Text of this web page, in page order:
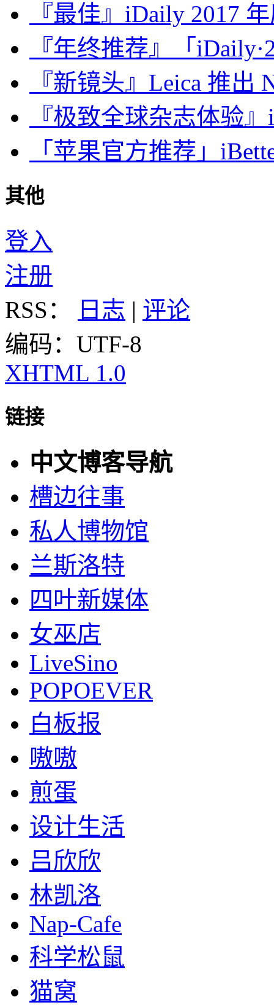
『最佳』iDaily 2017
『年终推荐』「
『新镜头』Leica 推出
『极致全球杂志体验
「苹果官方推荐」
其他
登入
注册
RSS：
日志 | 评论
编码：UTF-8
XHTML 1.0
链接
中文博客导航
槽边往事
私人博物馆
兰斯洛特
四叶新媒体
女巫店
LiveSino
POPOEVER
白板报
嗷嗷
煎蛋
设计生活
吕欣欣
林凯洛
Nap-Cafe
科学松鼠
猫窝